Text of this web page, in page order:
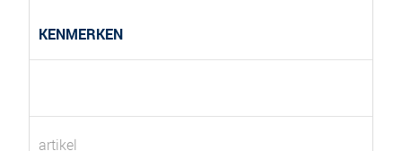
KENMERKEN
artikel